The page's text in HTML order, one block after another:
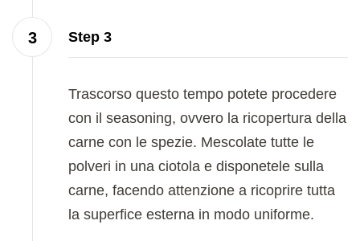
Step 3
Trascorso questo tempo potete procedere
con il seasoning, ovvero la ricopertura della
carne con le spezie. Mescolate tutte le
polveri in una ciotola e disponetele sulla
carne, facendo attenzione a ricoprire tutta
la superfice esterna in modo uniforme.